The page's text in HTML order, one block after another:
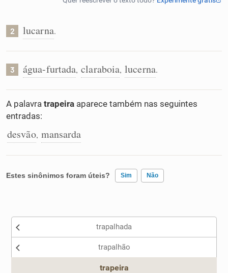
Conexões
Caça-palavras
2 lucarna.
3 água-furtada, claraboia, lucerna.
A palavra trapeira aparece também nas seguintes
entradas:
desvão, mansarda
Estes sinônimos foram úteis? Sim Não
Nenhum dos sinônimos apresentados me ajudou
trapalhada
trapalhão
trapeira